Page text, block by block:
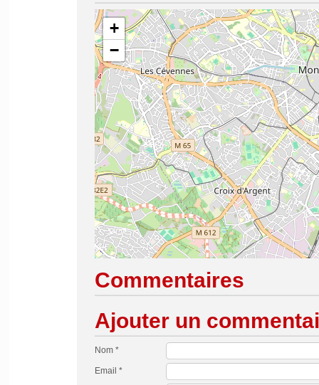
+
−
Commentaires
Ajouter un
Nom *
Email *